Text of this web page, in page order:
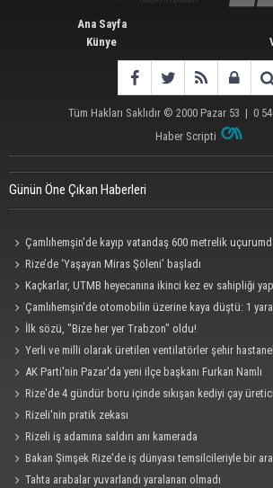
Ana Sayfa
Künye
Tüm Hakları Saklıdır © 2000 Pazar 53 | 0
Haber Scripti
Günün Öne Çıkan Haberleri
Çamlıhemşin'de kayıp vatandaş 600 metrelik
Rize’de ‘Yaşayan Miras Şöleni’ başladı
Kaçkarlar, UTMB heyecanına ikinci kez ev sahipliği
Çamlıhemşin'de otomobilin üzerine kaya düştü: 1
İlk sözü, "Bize her yer Trabzon" oldu!
Yerli ve milli olarak üretilen ventilatörler şehir
AK Parti'nin Pazar'da yeni ilçe başkanı Furkan Namlı
Rize'de 4 gündür boru içinde sıkışan kediyi çay
Rizeli'nin pratik zekası
Rizeli iş adamına saldırı anı kamerada
Bakan Şimşek Rize'de iş dünyası temsilcileriyle bir
Tahta arabalar yuvarlandı yaralanan olmadı